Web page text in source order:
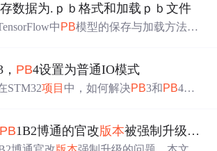
标、导入错误等问题，以及数据窗口反
。
数据为.ｐｂ格式和加载ｐｂ文件
中 PB模型的保存与加载方法，
何通过signature_def_map实现更灵活的模
， PB4设置为普通IO模式
STM32项目 中，如何解决PB3和PB4引
PB1B2博通的官改版本被强制升级，下面是刷机办法。